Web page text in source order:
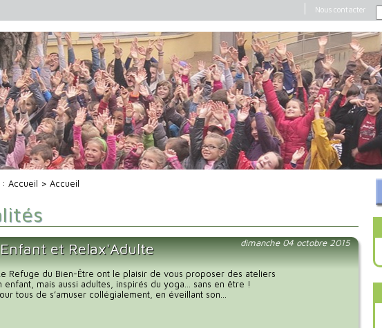
Nous contacter
:Accueil > Accueil
dimanche 04 octobre 2015
et Relax'Adulte
Le Refuge du Bien-Être ont le plaisir de vous proposer des ateliers
enfant, mais aussi adultes, inspirés du yoga… sans en être !
tous de s’amuser collégialement, en éveillant son...